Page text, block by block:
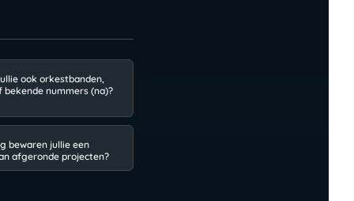
ook orkestbanden,
bekende nummers (na)?
bewaren jullie een
afgeronde projecten?